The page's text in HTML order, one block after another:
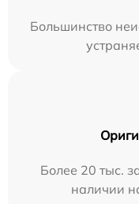
Большинство
Более 20 тыс.
наличии